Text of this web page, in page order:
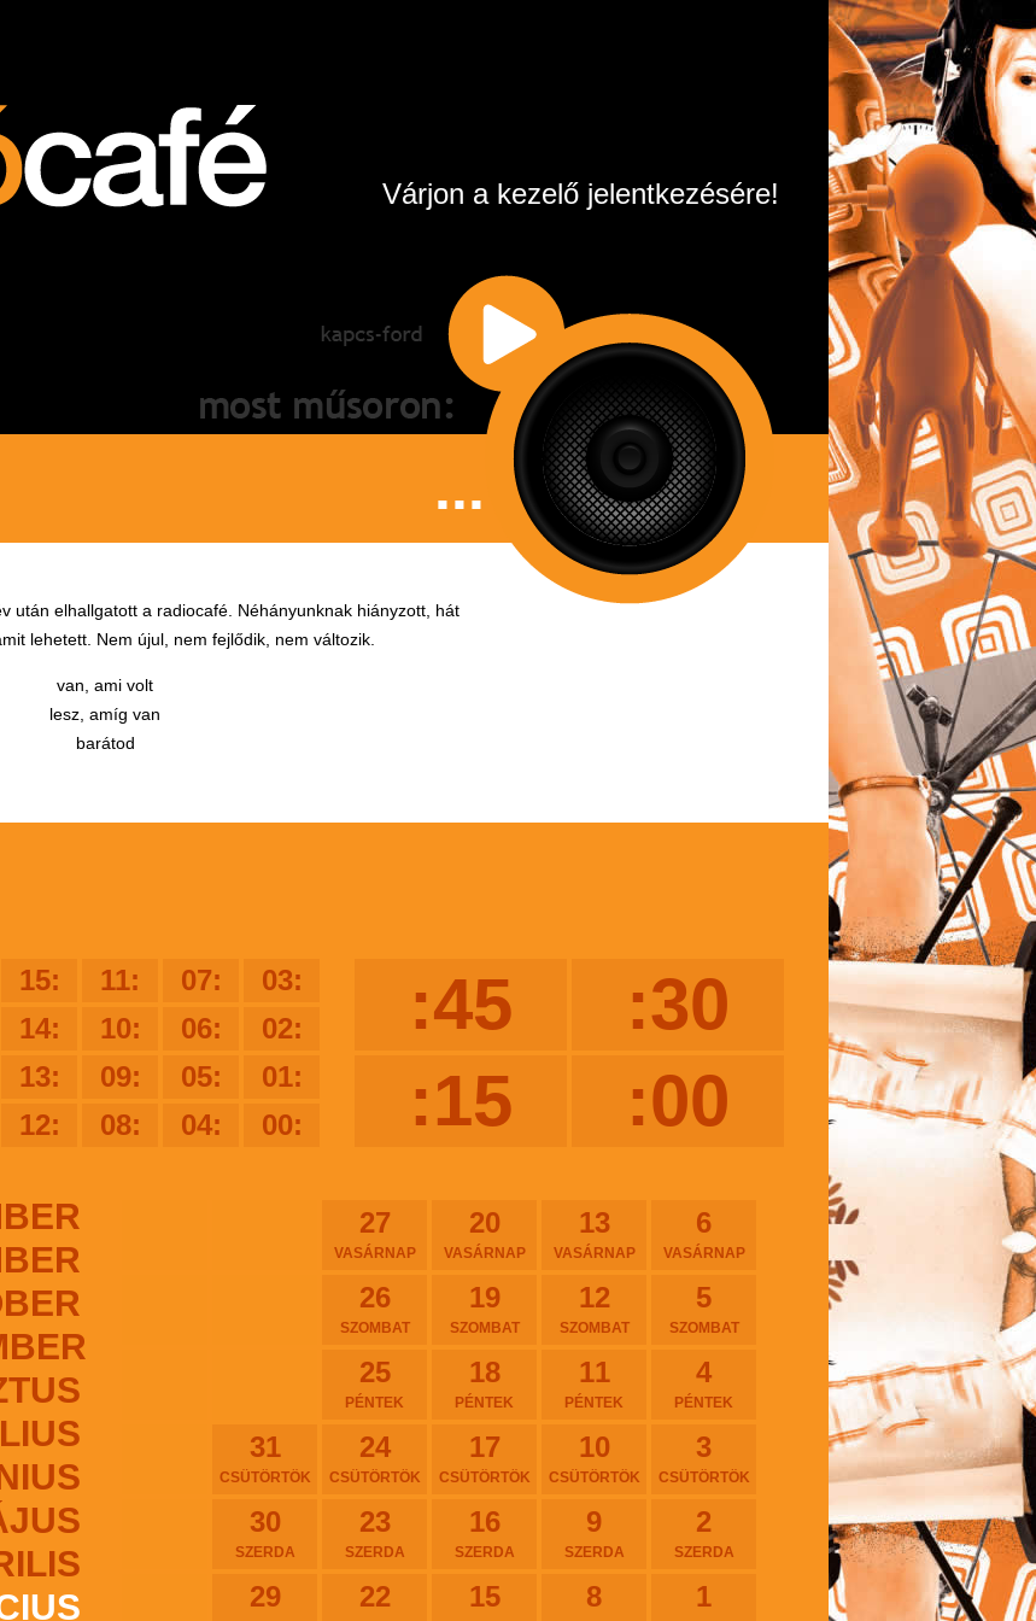
Várjon a kezelő jelentkezésére!
...
után elhallgatott a radiocafé. Néhányunknak hiányzott, hát
lehetett. Nem újul, nem fejlődik, nem változik.
van, ami volt
lesz, amíg van
barátod
15: 11: 07:
03:
14: 10: 06:
02:
13: 09: 05:
01:
12: 08: 04: 00:
:45
:30
:15
:00
27
VASÁRNAP
20
VASÁRNAP
13
VASÁRNAP
6
VASÁRNAP
26
SZOMBAT
19
SZOMBAT
12
SZOMBAT
5
SZOMBAT
25
PÉNTEK
18
PÉNTEK
11
PÉNTEK
4
PÉNTEK
31
CSÜTÖRTÖK
24
CSÜTÖRTÖK
17
CSÜTÖRTÖK
10
CSÜTÖRTÖK
3
CSÜTÖRTÖK
30
SZERDA
23
SZERDA
16
SZERDA
9
SZERDA
2
SZERDA
29 22 15 8 1